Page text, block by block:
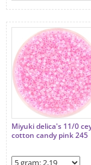
Miyuki delica's 11/0
cotton candy pink 245